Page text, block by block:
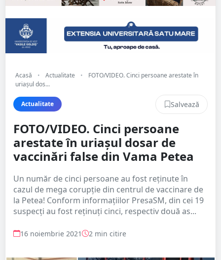
Acasă • Actualitate •
FOTO/VIDEO. Cinci persoane arestate în
uriașul dos...
Actualitate Salvează
FOTO/VIDEO. Cinci persoane
arestate în uriașul dosar de
vaccinări false din Vama Petea
Un număr de cinci persoane au fost reținute în
cazul de mega corupție din centrul de vaccinare de
la Petea! Conform informațiilor PresaSM, din cei 19
suspecți au fost reținuți cinci, respectiv două as...
16 noiembrie 2021 2 min citire